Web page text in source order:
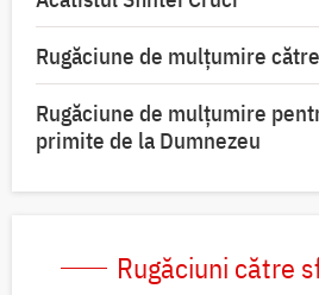
Rugăciune de mulţumire
Rugăciune de mulțumire
primite de la Dumnezeu
Rugăciuni către